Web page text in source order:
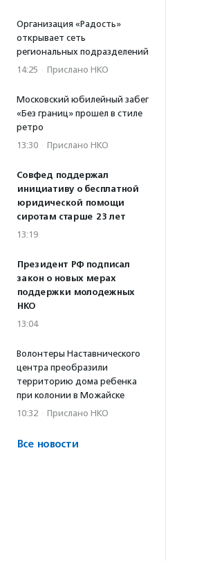
Организация «Радость»
открывает сеть
региональных подразделений
14:25 · Прислано НКО
Московский юбилейный забег
«Без границ» прошел в стиле
ретро
13:30 · Прислано НКО
Совфед поддержал
инициативу о бесплатной
юридической помощи
сиротам старше 23 лет
13:19
Президент РФ подписал
закон о новых мерах
поддержки молодежных
НКО
13:04
Волонтеры Наставнического
центра преобразили
территорию дома ребенка
при колонии в Можайске
10:32 · Прислано НКО
Все новости